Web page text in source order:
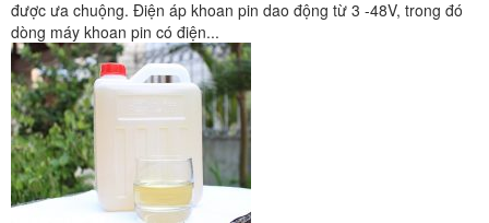
được ưa chuộng. Điện áp khoan pin dao động từ 3 -48V, trong đó
dòng máy khoan pin có điện...